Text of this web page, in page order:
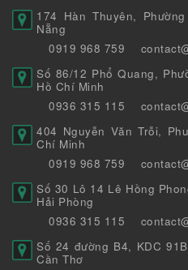
174 Hàn Thuyên,
Nẵng
0919 968 759
Số 86/12 Phổ Quang,
Hồ Chí Minh
0936 315 115
404 Nguyễn Văn Trỗi,
Chí Minh
0919 968 759
Số 30 Lô 14 Lê Hồng
Hải Phòng
0936 315 115
Số 24 đường B4, KDC
Cần Thơ